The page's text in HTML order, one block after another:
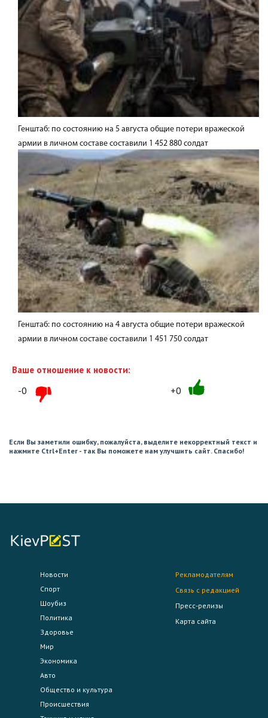
Генштаб: по состоянию на 5 августа общие потери вражеской
армии в личном составе составили 1 452 880 солдат
Генштаб: по состоянию на 4 августа общие потери вражеской
армии в личном составе составили 1 451 750 солдат
Ваше отношение к новости:
-0 +0
Если Вы заметили ошибку, пожалуйста, выделите некорректный текст и
нажмите Ctrl+Enter - так Вы поможете нам улучшить сайт. Спасибо!
Новости
Спорт
Шоубиз
Политика
Здоровье
Мир
Экономика
Авто
Общество и культура
Происшествия
Рекламодателям
Связь с редакцией
Пресс-релизы
Карта сайта